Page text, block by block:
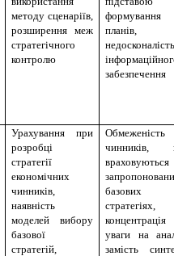
методу сценаріїв,
розширення меж
стратегічного
контролю
формування
планів,
забезпечення
Урахування при
розробці
стратегії
економічних
чинників,
наявність
моделей вибору
базової
стратегій,
Обмеженість
чинників,
базових
стратегіях,
концентрація
уваги на
замість